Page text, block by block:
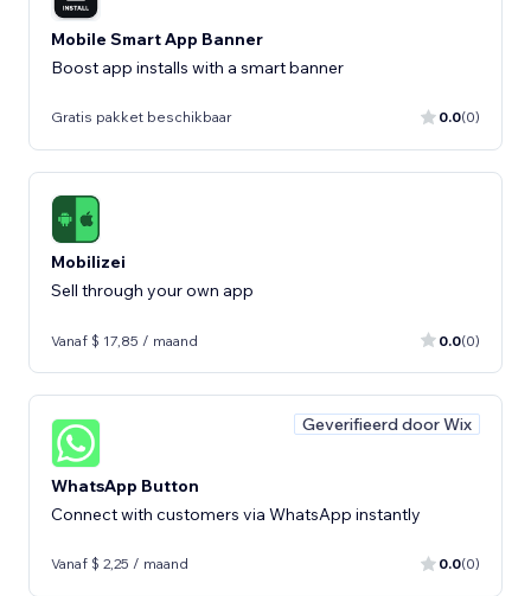
Mobile Smart App Banner
Boost app installs with a smart banner
Gratis pakket beschikbaar 0.0(0)
Mobilizei
Sell ​​through your own app
Vanaf $ 17,85 / maand 0.0(0)
Geverifieerd door Wix
WhatsApp Button
Connect with customers via WhatsApp instantly
Vanaf $ 2,25 / maand 0.0(0)